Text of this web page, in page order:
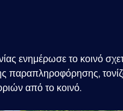
ενημέρωσε το κοινό
παραπληροφόρησης,
από το κοινό.